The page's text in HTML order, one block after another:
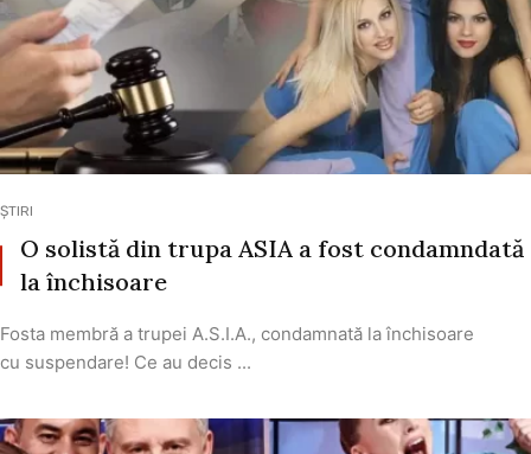
ȘTIRI
O solistă din trupa ASIA a fost condamndată
la închisoare
Fosta membră a trupei A.S.I.A., condamnată la închisoare
cu suspendare! Ce au decis ...